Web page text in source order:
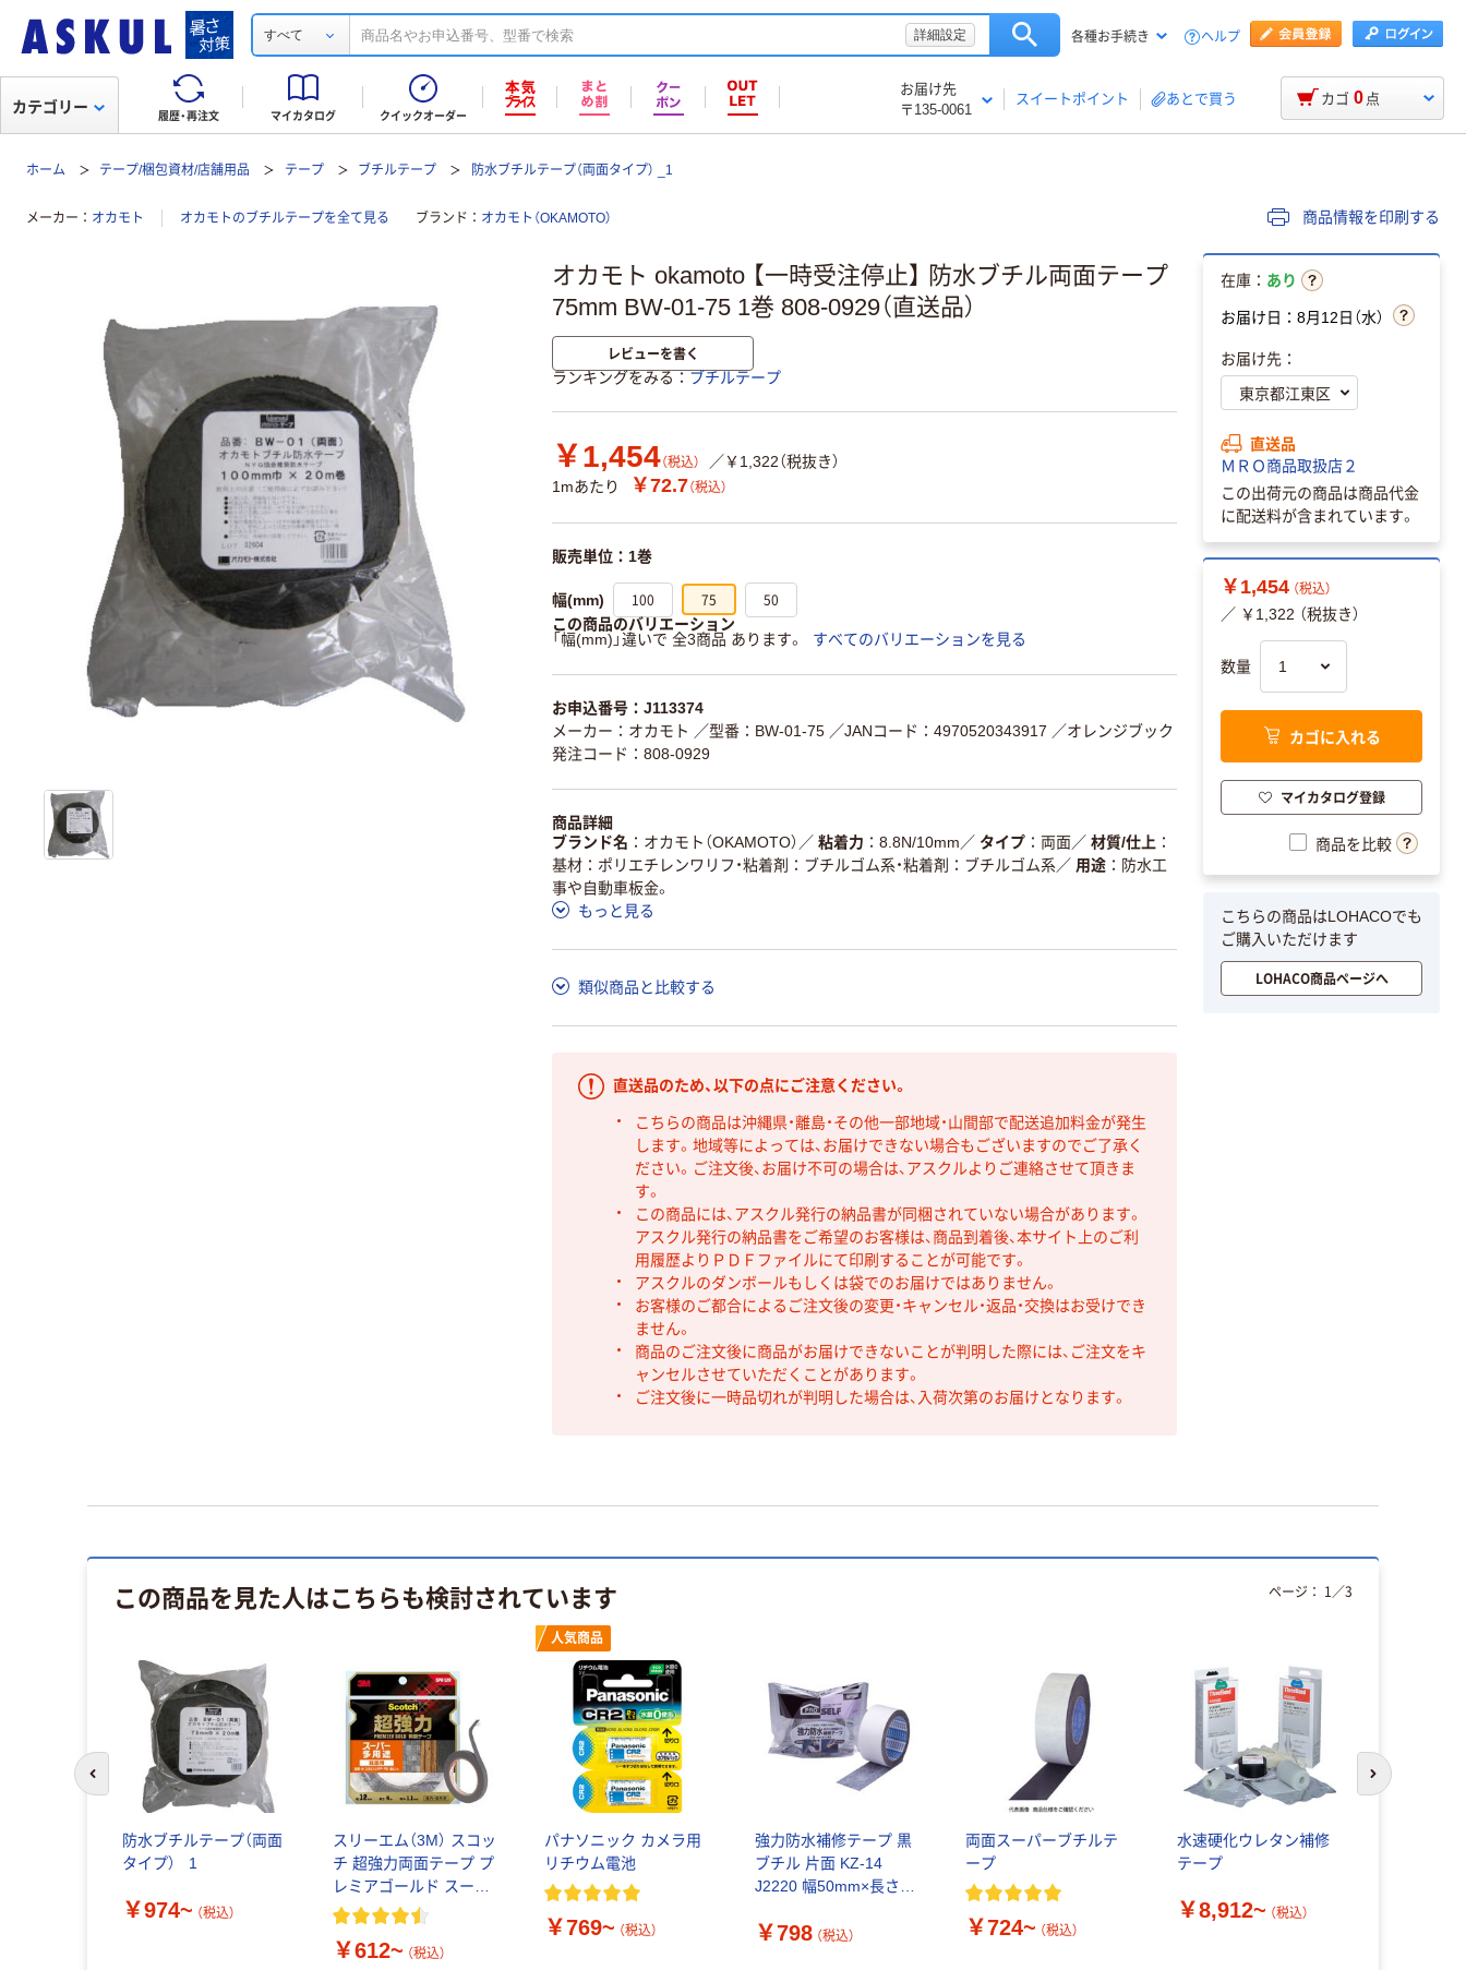
すべて 詳細設定 各種お手続き ヘルプ
履歴・再注文 マイカタログ クイックオーダー
お届け先
〒135-0061
スイートポイント あとで買う
カテゴリー カゴ 0 点
ホーム テープ/梱包資材/店舗用品 テープ ブチルテープ 防水ブチルテープ（両面タイプ） _1
メーカー オカモト オカモトのブチルテープを全て見る ブランド オカモト（OKAMOTO） 商品情報を印刷する
オカモト okamoto 【一時受注停止】 防水ブチル両面テープ
75mm BW-01-75 1巻 808-0929（直送品）
レビューを書く
ランキングをみる ブチルテープ
￥1,454（税込）
／￥1,322（税抜き）
1mあたり
￥72.7（税込）
販売単位：1巻
幅(mm) 100 75 50
この商品のバリエーション
「幅(mm)」違いで 全3商品 あります。
すべてのバリエーションを見る
お申込番号：J113374
メーカー：オカモト ／型番：BW-01-75 ／JANコード：4970520343917 ／オレンジブック
発注コード：808-0929
商品詳細
ブランド名
オカモト（OKAMOTO） ／ 粘着力 8.8N/10mm ／ タイプ 両面／ 材質/仕上
基材：ポリエチレンワリフ・粘着剤：ブチルゴム系・粘着剤：ブチルゴム系／ 用途
防水工
事や自動車板金。
もっと見る
類似商品と比較する
直送品のため、以下の点にご注意ください。
こちらの商品は沖縄県・離島・その他一部地域・山間部で配送追加料金が発生
します。地域等によっては、お届けできない場合もございますのでご了承く
ださい。ご注文後、お届け不可の場合は、アスクルよりご連絡させて頂きま
す。
この商品には、アスクル発行の納品書が同梱されていない場合があります。
アスクル発行の納品書をご希望のお客様は、商品到着後、本サイト上のご利
用履歴よりＰＤＦファイルにて印刷することが可能です。
アスクルのダンボールもしくは袋でのお届けではありません。
お客様のご都合によるご注文後の変更・キャンセル・返品・交換はお受けでき
ません。
商品のご注文後に商品がお届けできないことが判明した際には、ご注文をキ
ャンセルさせていただくことがあります。
ご注文後に一時品切れが判明した場合は、入荷次第のお届けとなります。
在庫： あり
お届け日：8月12日（水）
お届け先：
直送品
ＭＲＯ商品取扱店２
この出荷元の商品は商品代金
に配送料が含まれています。
￥1,454 （税込）
／ ￥1,322 （税抜き）
数量
カゴに入れる
マイカタログ登録
商品を比較
こちらの商品はLOHACOでも
ご購入いただけます
LOHACO商品ページへ
この商品を見た人はこちらも検討されています
防水ブチルテープ（両面
タイプ） _1
￥974~ （税込）
スリーエム（3M） スコッ
チ 超強力両面テープ プ
レミアゴールド スーパ
ー多用途 粗面用
￥612~ （税込）
人気商品
パナソニック カメラ用
リチウム電池
￥769~ （税込）
強力防水補修テープ 黒
ブチル 片面 KZ-14
J2220 幅50mm×長さ5m
￥798 （税込）
両面スーパーブチルテ
ープ
￥724~ （税込）
水速硬化ウレタン補修
テープ
￥8,912~ （税込）
ページ： 1 ／3
前のスライドへ 次のスライド